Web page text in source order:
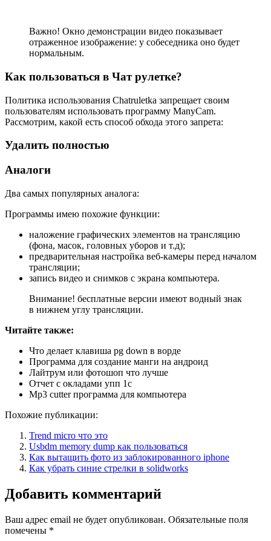
Важно! Окно демонстрации видео показывает
отраженное изображение: у собеседника оно будет
нормальным.
Как пользоваться в Чат рулетке?
Политика использования Chatruletka запрещает своим
пользователям использовать программу ManyCam.
Рассмотрим, какой есть способ обхода этого запрета:
Удалить полностью
Аналоги
Два самых популярных аналога:
Программы имею похожие функции:
наложение графических элементов на трансляцию
(фона, масок, головных уборов и т.д);
предварительная настройка веб-камеры перед началом
трансляции;
запись видео и снимков с экрана компьютера.
Внимание! бесплатные версии имеют водный знак
в нижнем углу трансляции.
Читайте также:
Что делает клавиша pg down в ворде
Программа для создание манги на андроид
Лайтрум или фотошоп что лучше
Отчет с окладами упп 1с
Mp3 cutter программа для компьютера
Похожие публикации:
Trend micro что это
Usbdm memory dump как пользоваться
Как вытащить фото из заблокированного iphone
Как убрать синие стрелки в solidworks
Добавить комментарий
Ваш адрес email не будет опубликован. Обязательные поля
помечены *